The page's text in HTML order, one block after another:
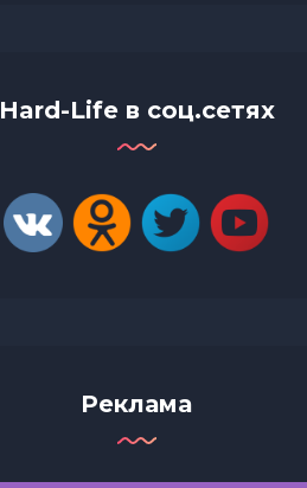
Hard-Life в соц.сетях
Реклама